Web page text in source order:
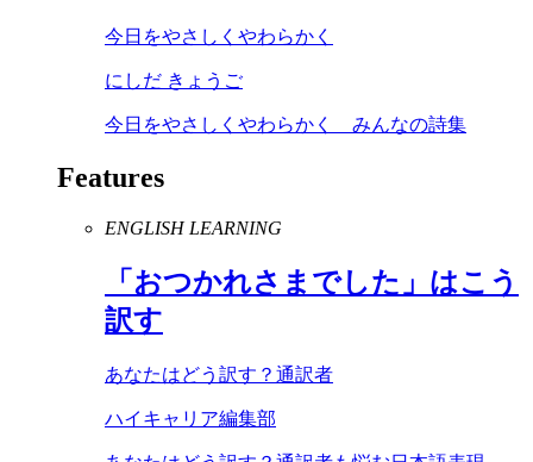
今日をやさしくやわらかく
にしだ きょうご
今日をやさしくやわらかく みんなの詩集
Features
ENGLISH LEARNING
「おつかれさまでした」はこう
訳す
あなたはどう訳す？通訳者
ハイキャリア編集部